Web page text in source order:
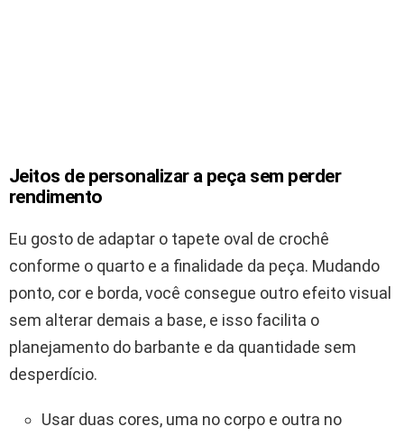
Jeitos de personalizar a peça sem perder
rendimento
Eu gosto de adaptar o tapete oval de crochê
conforme o quarto e a finalidade da peça. Mudando
ponto, cor e borda, você consegue outro efeito visual
sem alterar demais a base, e isso facilita o
planejamento do barbante e da quantidade sem
desperdício.
Usar duas cores, uma no corpo e outra no